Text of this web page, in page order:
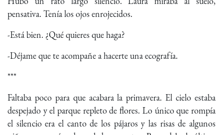
pensativa. Tenía los ojos enrojecidos.
-Está bien. ¿Qué quieres que haga?
-Déjame que te acompañe a hacerte una ecografía.
***
Faltaba poco para que acabara la primavera. El cielo estaba
despejado y el parque repleto de flores. Lo único que rompía
el silencio era el canto de los pájaros y las risas de algunos